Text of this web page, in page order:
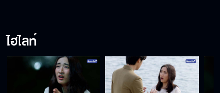
อย่าดันออก เดี๋ยวแผนแตก
ไฮไลท์